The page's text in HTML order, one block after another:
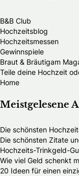
B&B Club
Hochzeitsblog
Hochzeitsmessen
Gewinnspiele
Braut & Bräutigam
Teile deine Hochzeit
Home
Meistgelesene
Die schönsten
Die schönsten Zitate
Hochzeits-Trinkgeld-
Wie viel Geld schenkt
20 Ideen für einen